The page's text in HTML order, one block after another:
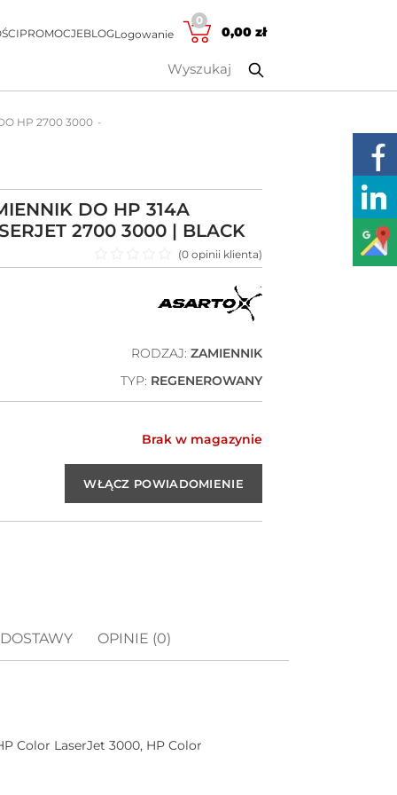
PROMOCJEBLOGLogowanie
0
0,00 zł
HP 2700 3000
DO HP 314A
2700 3000 | BLACK
Oceniono
(0 opinii klienta)
RODZAJ: ZAMIENNIK
TYP: REGENEROWANY
Brak w magazynie
OPINIE (0)
Color LaserJet 3000, HP Color